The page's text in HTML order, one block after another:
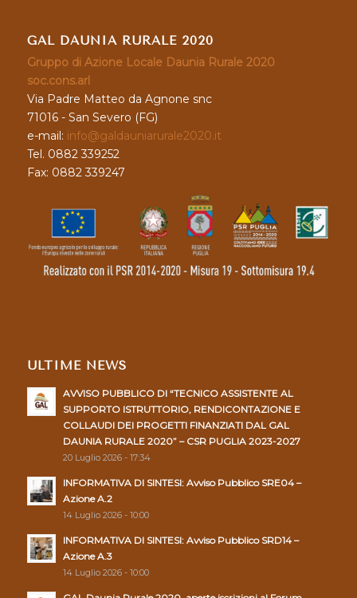
GAL DAUNIA RURALE 2020
Gruppo di Azione Locale Daunia Rurale 2020
soc.cons.arl
Via Padre Matteo da Agnone snc
71016 - San Severo (FG)
e-mail: info@galdauniarurale2020.it
Tel. 0882 339252
Fax: 0882 339247
ULTIME NEWS
AVVISO PUBBLICO DI “TECNICO ASSISTENTE AL
SUPPORTO ISTRUTTORIO, RENDICONTAZIONE E
COLLAUDI DEI PROGETTI FINANZIATI DAL GAL
DAUNIA RURALE 2020” – CSR PUGLIA 2023-2027
20 Luglio 2026 - 17:34
INFORMATIVA DI SINTESI: Avviso Pubblico SRE04 –
Azione A.2
14 Luglio 2026 - 10:00
INFORMATIVA DI SINTESI: Avviso Pubblico SRD14 –
Azione A.3
14 Luglio 2026 - 10:00